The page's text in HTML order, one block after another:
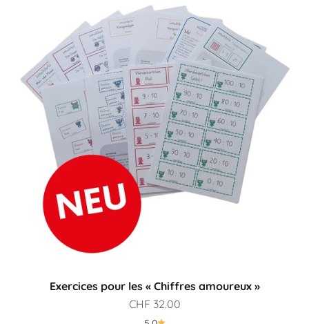
Exercices pour les « Chiffres amoureux »
Prix de vente
CHF 32.00